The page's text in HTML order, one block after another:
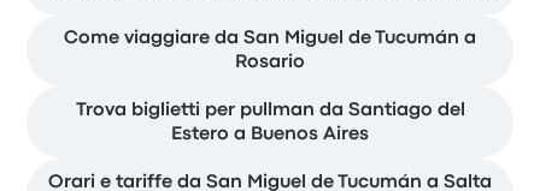
Come viaggiare da San Miguel de Tucumán a
Rosario
Trova biglietti per pullman da Santiago del
Estero a Buenos Aires
Orari e tariffe da San Miguel de Tucumán a Salta